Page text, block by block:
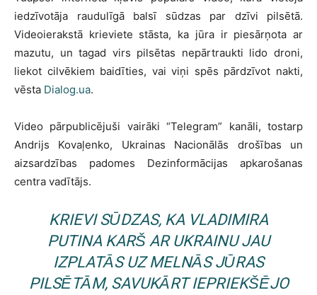
iedzīvotāja raudulīgā balsī sūdzas par dzīvi pilsētā.
Videoierakstā krieviete stāsta, ka jūra ir piesārņota ar
mazutu, un tagad virs pilsētas nepārtraukti lido droni,
liekot cilvēkiem baidīties, vai viņi spēs pārdzīvot nakti,
vēsta Dialog.ua.
Video pārpublicējuši vairāki “Telegram” kanāli, tostarp
Andrijs Kovaļenko, Ukrainas Nacionālās drošības un
aizsardzības padomes Dezinformācijas apkarošanas
centra vadītājs.
KRIEVI SŪDZAS, KA VLADIMIRA
PUTINA KARŠ AR UKRAINU JAU
IZPLATĀS UZ MELNĀS JŪRAS
PILSĒTĀM, SAVUKĀRT IEPRIEKŠĒJO